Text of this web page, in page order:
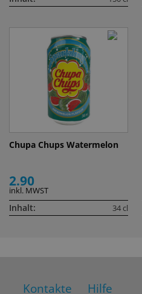
Chupa Chups Watermelon
2.90
inkl. MWST
Inhalt: 34 cl
Kontakte Hilfe